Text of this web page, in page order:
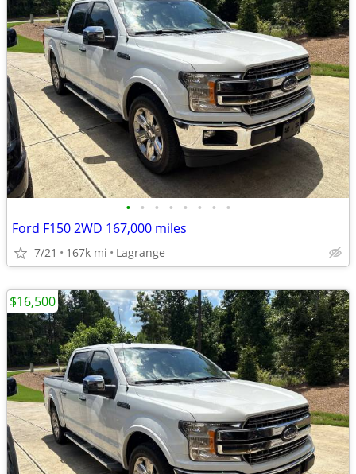
• • • • • • • •
Ford F150 2WD 167,000 miles
7/21 167k mi Lagrange
$16,500